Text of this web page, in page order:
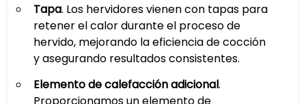
Tapa. Los hervidores vienen con tapas para
retener el calor durante el proceso de
hervido, mejorando la eficiencia de cocción
y asegurando resultados consistentes.
Elemento de calefacción adicional.